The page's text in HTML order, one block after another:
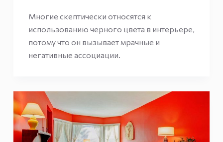
Многие скептически относятся к
использованию черного цвета в интерьере,
потому что он вызывает мрачные и
негативные ассоциации.